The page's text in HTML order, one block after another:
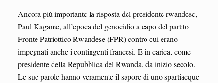
Ancora più importante la risposta del presidente rwandese,
Paul Kagame, all’epoca del genocidio a capo del partito
Fronte Patriottico Rwandese (FPR) contro cui erano
impegnati anche i contingenti francesi. E in carica, come
presidente della Repubblica del Rwanda, da inizio secolo.
Le sue parole hanno veramente il sapore di uno spartiacque